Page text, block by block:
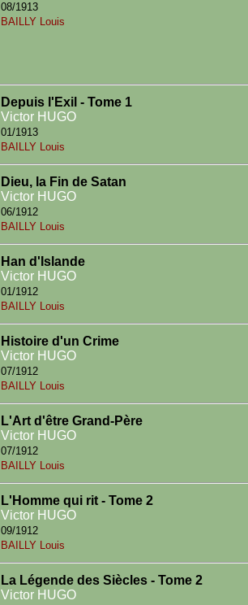
08/1913
BAILLY Louis
Depuis l'Exil - Tome 1
Victor HUGO
01/1913
BAILLY Louis
Dieu, la Fin de Satan
Victor HUGO
06/1912
BAILLY Louis
Han d'Islande
Victor HUGO
01/1912
BAILLY Louis
Histoire d'un Crime
Victor HUGO
07/1912
BAILLY Louis
L'Art d'être Grand-Père
Victor HUGO
07/1912
BAILLY Louis
L'Homme qui rit - Tome 2
Victor HUGO
09/1912
BAILLY Louis
La Légende des Siècles - Tome 2
Victor HUGO